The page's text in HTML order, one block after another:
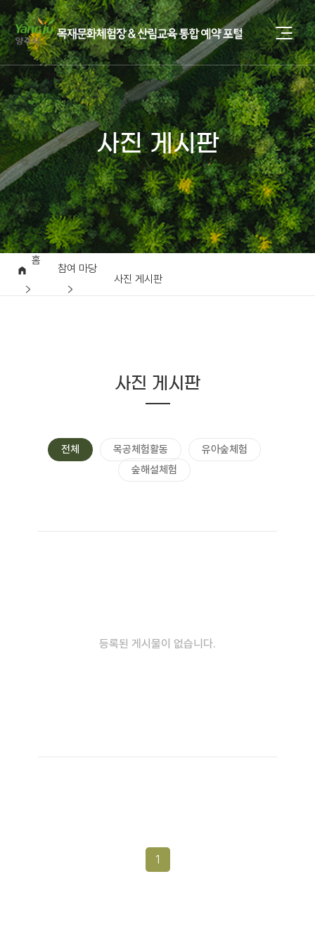
사진 게시판
홈
참여 마당
사진 게시판
사진 게시판
전체 목공체험활동
유아숲체험
숲해설체험
등록된 게시물이 없습니다.
1